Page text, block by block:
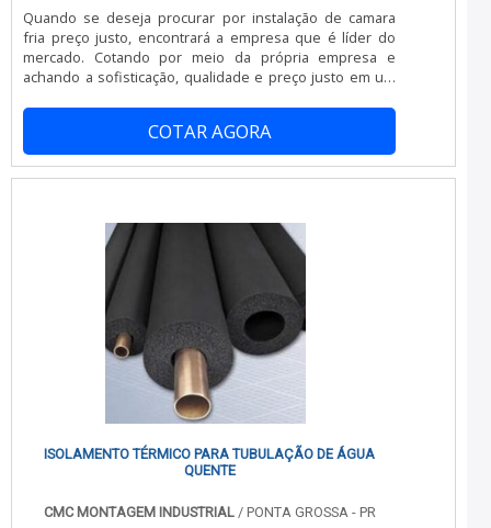
Quando se deseja procurar por instalação de camara
fria preço justo, encontrará a empresa que é líder do
mercado. Cotando por meio da própria empresa e
achando a sofisticação, qualidade e preço justo em um
CAMARA FRIA PREÇOQuem quer achar instalação de
camara fria preço acessível e em uma empresa
responsável, vai até o site da JC Montagem Frigorífica. A
empresa trabalha com desmontagem de câmaras
cliente.Sem trocar o foco sobre instalação camara fria
preço, é importante buscar uma empresa que tenha
produtos e serviços com ótima qualidade e precisão,
detalhes primordiais que são deixados de lado por
muitas empresas que não focam na fidelização do
cliente.Existem muitas formas diferentes de demonstrar
conhecimento e autoridade em sua área de atuação. Os
motivos pelos quais a JC Montagem Frigorífica é a melhor
escolha sempre que precisar de instalação de camara
fria preço: Comprometida com os serviços;
Segura. A MELHOR EMPRESA NO SEGMENTONa JC
Montagem Frigorífica existem as melhores variedades
camara fria preço. Com foco na experiência dos clientes,
COTAR AGORA
ISOLAMENTO TÉRMICO PARA TUBULAÇÃO DE ÁGUA
QUENTE
CMC MONTAGEM INDUSTRIAL/ PONTA GROSSA - PR